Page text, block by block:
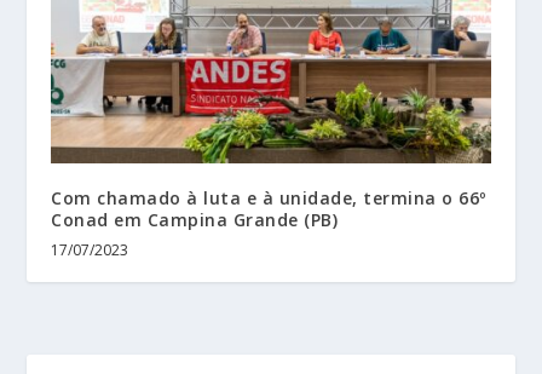
Com chamado à luta e à unidade, termina o 66º
Conad em Campina Grande (PB)
17/07/2023